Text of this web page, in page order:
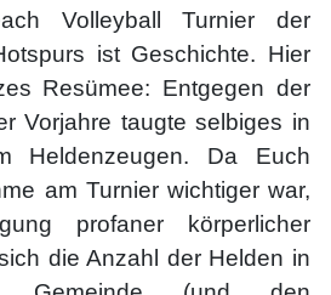
Volleyball Turnier der
ist Geschichte. Hier
Resümee: Entgegen der
Vorjahre taugte selbiges in
Heldenzeugen. Da Euch
am Turnier wichtiger war,
profaner körperlicher
die Anzahl der Helden in